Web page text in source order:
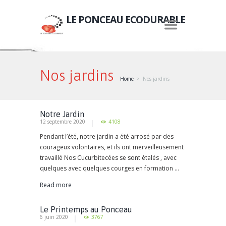
LE PONCEAU ECODURABLE
Nos jardins Home Nos jardins
Notre Jardin
12 septembre 2020 4108
Pendant l’été, notre jardin a été arrosé par des
courageux volontaires, et ils ont merveilleusement
travaillé Nos Cucurbitecées se sont étalés , avec
quelques avec quelques courges en formation ...
Read more
Le Printemps au Ponceau
6 juin 2020 3767